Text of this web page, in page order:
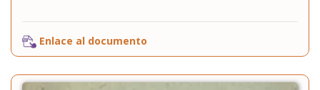
Enlace al documento